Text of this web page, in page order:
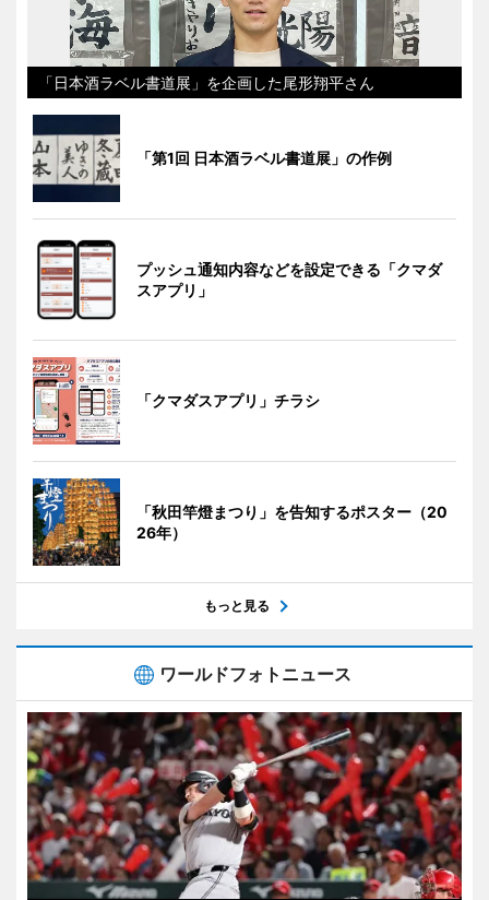
「日本酒ラベル書道展」を企画した尾形翔平さん
「第1回 日本酒ラベル書道展」の作例
プッシュ通知内容などを設定できる「クマダ
スアプリ」
「クマダスアプリ」チラシ
「秋田竿燈まつり」を告知するポスター（20
26年）
もっと見る
ワールドフォトニュース